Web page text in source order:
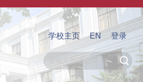
学校主页 EN 登录